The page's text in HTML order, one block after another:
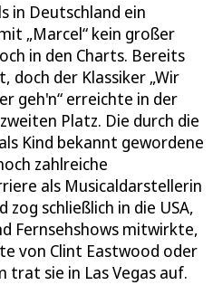
in Deutschland ein
„Marcel“ kein großer
in den Charts. Bereits
doch der Klassiker „Wir
geh'n“ erreichte in der
Platz. Die durch die
Kind bekannt gewordene
zahlreiche
als Musicaldarstellerin
zog schließlich in die USA,
Fernsehshows mitwirkte,
von Clint Eastwood oder
trat sie in Las Vegas auf.